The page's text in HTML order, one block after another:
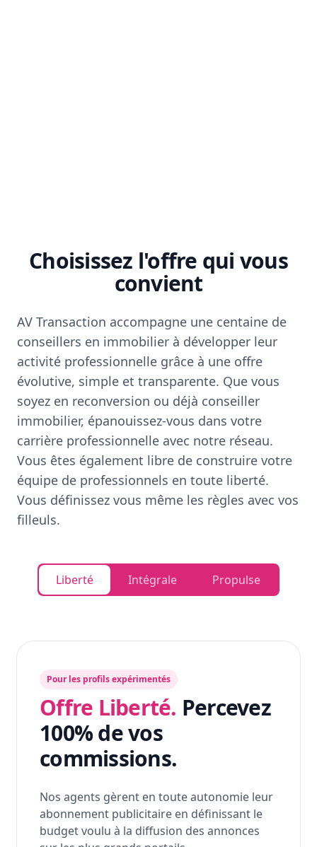
Choisissez l'offre qui vous
convient
AV Transaction accompagne une centaine de
conseillers en immobilier à développer leur
activité professionnelle grâce à une offre
évolutive, simple et transparente. Que vous
soyez en reconversion ou déjà conseiller
immobilier, épanouissez-vous dans votre
carrière professionnelle avec notre réseau.
Vous êtes également libre de construire votre
équipe de professionnels en toute liberté.
Vous définissez vous même les règles avec vos
filleuls.
Liberté Intégrale Propulse
Pour les profils expérimentés
Offre Liberté. Percevez
100% de vos
commissions.
Nos agents gèrent en toute autonomie leur
abonnement publicitaire en définissant le
budget voulu à la diffusion des annonces